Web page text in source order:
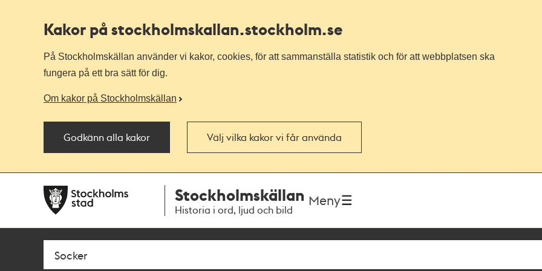
Kakor på stockholmskallan.stockholm.se
På Stockholmskällan använder vi kakor, cookies, för att sammanställa statistik och för att webbplatsen ska
fungera på ett bra sätt för dig.
Om kakor på Stockholmskällan
Godkänn alla kakor Välj vilka kakor vi får använda
navigationen
huvudinnehållet
Stockholmskällan
Historia i ord, ljud och bild
Meny
Sök